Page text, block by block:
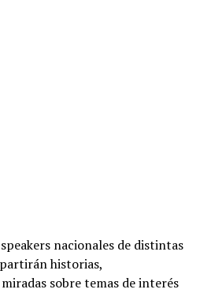
nacionales de distintas
historias,
sobre temas de interés